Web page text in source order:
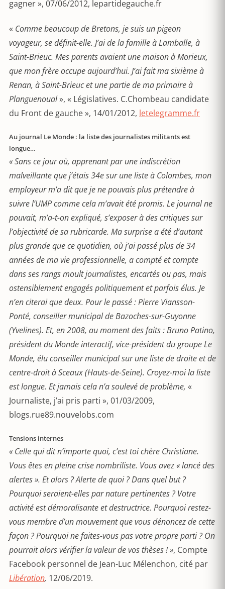
gagner », 07/06/2012, lepartidegauche.fr
« Comme beaucoup de Bretons, je suis un pigeon
voyageur, se définit-elle. J’ai de la famille à Lamballe, à
Saint-Brieuc. Mes parents avaient une maison à Morieux,
que mon frère occupe aujourd’hui. J’ai fait ma sixième à
Renan, à Saint-Brieuc et une partie de ma primaire à
Planguenoual», « Législatives. C.Chombeau candidate
du Front de gauche », 14/01/2012, letelegramme.fr
Au journal Le Monde : la liste des journalistes militants est
longue…
« Sans ce jour où, apprenant par une indiscrétion
malveillante que j’étais 34e sur une liste à Colombes, mon
employeur m’a dit que je ne pouvais plus prétendre à
suivre l’UMP comme cela m’avait été promis. Le journal ne
pouvait, m’a-t-on expliqué, s’exposer à des critiques sur
l’objectivité de sa rubricarde. Ma surprise a été d’autant
plus grande que ce quotidien, où j’ai passé plus de 34
années de ma vie professionnelle, a compté et compte
dans ses rangs moult journalistes, encartés ou pas, mais
ostensiblement engagés politiquement et parfois élus. Je
n’en citerai que deux. Pour le passé : Pierre Viansson-
Ponté, conseiller municipal de Bazoches-sur-Guyonne
(Yvelines). Et, en 2008, au moment des faits : Bruno Patino,
président du Monde interactif, vice-président du groupe Le
Monde, élu conseiller municipal sur une liste de droite et de
centre-droit à Sceaux (Hauts-de-Seine). Croyez-moi la liste
est longue. Et jamais cela n’a soulevé de problème, «
Journaliste, j’ai pris parti », 01/03/2009,
blogs.rue89.nouvelobs.com
Tensions internes
« Celle qui dit n’importe quoi, c’est toi chère Christiane.
Vous êtes en pleine crise nombriliste. Vous avez « lancé des
alertes ». Et alors ? Alerte de quoi ? Dans quel but ?
Pourquoi seraient-elles par nature pertinentes ? Votre
activité est démoralisante et destructrice. Pourquoi restez-
vous membre d’un mouvement que vous dénoncez de cette
façon ? Pourquoi ne faites-vous pas votre propre parti ? On
pourrait alors vérifier la valeur de vos thèses !», Compte
Facebook personnel de Jean-Luc Mélenchon, cité par
Libération, 12/06/2019.